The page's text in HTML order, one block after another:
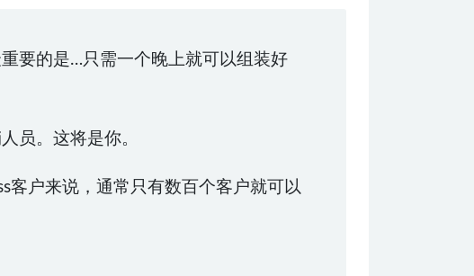
要的是…只需一个晚上就可以组装好
员。这将是你。
客户来说，通常只有数百个客户就可以